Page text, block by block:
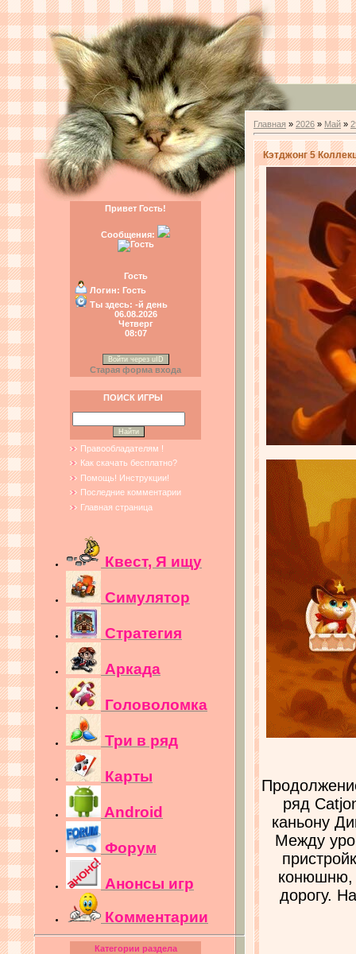
Привет Гость!
Сообщения:
Гость
Логин: Гость
Ты здесь: -й день
06.08.2026
Четверг
08:07
Войти через uID
Старая форма входа
ПОИСК ИГРЫ
Правообладателям !
Как скачать бесплатно?
Помощь! Инструкции!
Последние комментарии
Главная страница
Квест, Я ищу
Симулятор
Стратегия
Аркада
Головоломка
Три в ряд
Карты
Android
Форум
Анонсы игр
Комментарии
Категории раздела
Главная » 2026 » Май »
Кэтджонг 5
ряд
каньону
Между
конюшню,
дорогу.